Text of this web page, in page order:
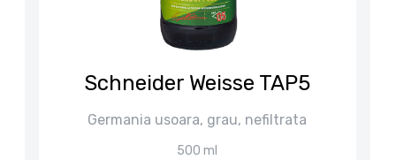
Schneider Weisse TAP5
Germania usoara, grau, nefiltrata
500 ml